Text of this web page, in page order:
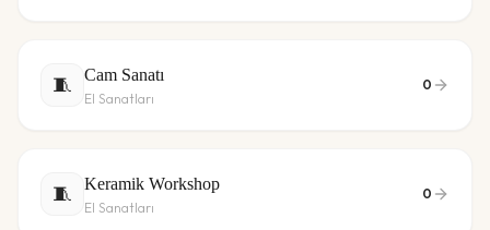
🧵 Cam Sanatı
El Sanatları
0
🧵 Keramik Workshop
El Sanatları
0